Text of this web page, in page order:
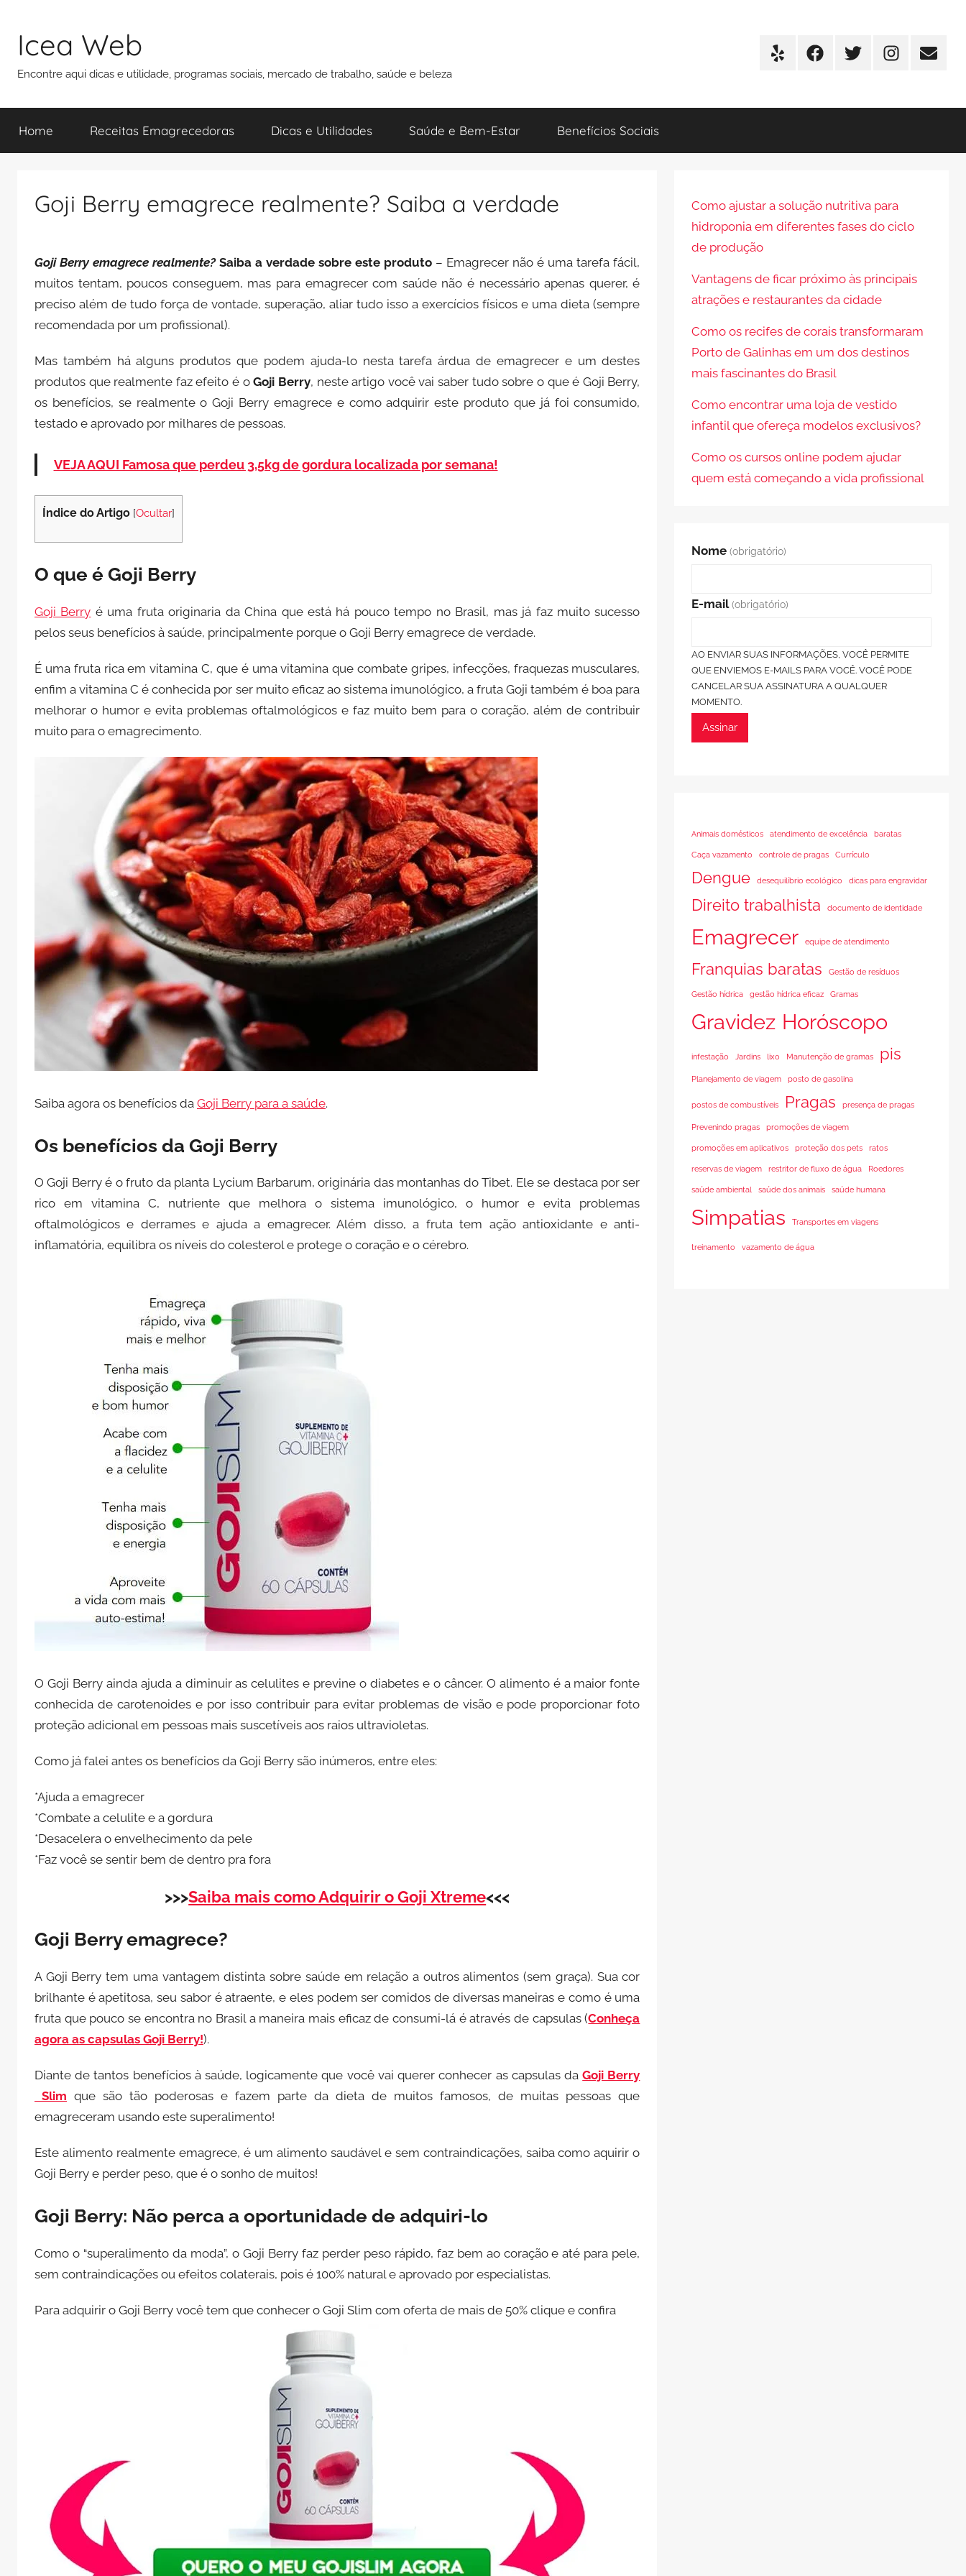
conteúdo
Icea Web
Encontre aqui dicas e utilidade, programas sociais, mercado de trabalho, saúde e beleza
Yelp FacebookTwitterInstagram
E-
Home Receitas Emagrecedoras Dicas e Utilidades Saúde e Bem-Estar Benefícios Sociais
Goji Berry emagrece realmente? Saiba a verdade
Goji Berry emagrece realmente?Saiba a verdade sobre este produto – Emagrecer não é uma tarefa fácil,
muitos tentam, poucos conseguem, mas para emagrecer com saúde não é necessário apenas querer, é
preciso além de tudo força de vontade, superação, aliar tudo isso a exercícios físicos e uma dieta (sempre
recomendada por um profissional).
Mas também há alguns produtos que podem ajuda-lo nesta tarefa árdua de emagrecer e um destes
produtos que realmente faz efeito é oGoji Berry, neste artigo você vai saber tudo sobre o que é Goji Berry,
os benefícios, se realmente o Goji Berry emagrece e como adquirir este produto que já foi consumido,
testado e aprovado por milhares de pessoas.
VEJA AQUI Famosa que perdeu 3,5kg de gordura localizada por semana!
Índice do Artigo [Ocultar]
O que é Goji Berry
Goji Berry é uma fruta originaria da China que está há pouco tempo no Brasil, mas já faz muito sucesso
pelos seus benefícios à saúde, principalmente porque o Goji Berry emagrece de verdade.
É uma fruta rica em vitamina C, que é uma vitamina que combate gripes, infecções, fraquezas musculares,
enfim a vitamina C é conhecida por ser muito eficaz ao sistema imunológico, a fruta Goji também é boa para
melhorar o humor e evita problemas oftalmológicos e faz muito bem para o coração, além de contribuir
muito para o emagrecimento.
Saiba agora os benefícios da Goji Berry para a saúde.
Os benefícios da Goji Berry
O Goji Berry é o fruto da planta Lycium Barbarum, originária das montanhas do Tibet. Ele se destaca por ser
rico em vitamina C, nutriente que melhora o sistema imunológico, o humor e evita problemas
oftalmológicos e derrames e ajuda a emagrecer. Além disso, a fruta tem ação antioxidante e anti-
inflamatória, equilibra os níveis do colesterol e protege o coração e o cérebro.
O Goji Berry ainda ajuda a diminuir as celulites e previne o diabetes e o câncer. O alimento é a maior fonte
conhecida de carotenoides e por isso contribuir para evitar problemas de visão e pode proporcionar foto
proteção adicional em pessoas mais suscetíveis aos raios ultravioletas.
Como já falei antes os benefícios da Goji Berry são inúmeros, entre eles:
*Ajuda a emagrecer
*Combate a celulite e a gordura
*Desacelera o envelhecimento da pele
*Faz você se sentir bem de dentro pra fora
>>>Saiba mais como Adquirir o Goji Xtreme<<<
Goji Berry emagrece?
A Goji Berry tem uma vantagem distinta sobre saúde em relação a outros alimentos (sem graça). Sua cor
brilhante é apetitosa, seu sabor é atraente, e eles podem ser comidos de diversas maneiras e como é uma
fruta que pouco se encontra no Brasil a maneira mais eficaz de consumi-lá é através de capsulas (Conheça
agora as capsulas Goji Berry!).
Diante de tantos benefícios à saúde, logicamente que você vai querer conhecer as capsulas daGoji Berry
Slim que são tão poderosas e fazem parte da dieta de muitos famosos, de muitas pessoas que
emagreceram usando este superalimento!
Este alimento realmente emagrece, é um alimento saudável e sem contraindicações, saiba como aquirir o
Goji Berry e perder peso, que é o sonho de muitos!
Goji Berry: Não perca a oportunidade de adquiri-lo
Como o “superalimento da moda”, o Goji Berry faz perder peso rápido, faz bem ao coração e até para pele,
sem contraindicações ou efeitos colaterais, pois é 100% natural e aprovado por especialistas.
Para adquirir o Goji Berry você tem que conhecer o Goji Slim com oferta de mais de 50% clique e confira
Como ajustar a solução nutritiva para
hidroponia em diferentes fases do ciclo
de produção
Vantagens de ficar próximo às principais
atrações e restaurantes da cidade
Como os recifes de corais transformaram
Porto de Galinhas em um dos destinos
mais fascinantes do Brasil
Como encontrar uma loja de vestido
infantil que ofereça modelos exclusivos?
Como os cursos online podem ajudar
quem está começando a vida profissional
Nome (obrigatório)
E-mail (obrigatório)
AO ENVIAR SUAS INFORMAÇÕES, VOCÊ PERMITE
QUE ENVIEMOS E-MAILS PARA VOCÊ. VOCÊ PODE
CANCELAR SUA ASSINATURA A QUALQUER
MOMENTO.
Assinar
Animais domésticos atendimento de excelência baratas
Caça vazamento controle de pragas Currículo
Dengue desequilíbrio ecológico dicas para engravidar
Direito trabalhista documento de identidade
Emagrecer equipe de atendimento
Franquias baratas Gestão de resíduos
Gestão hídrica gestão hídrica eficaz Gramas
Gravidez Horóscopo
infestação Jardins lixo Manutenção de gramas pis
Planejamento de viagem posto de gasolina
postos de combustíveis Pragas presença de pragas
Prevenindo pragas promoções de viagem
promoções em aplicativos proteção dos pets ratos
reservas de viagem restritor de fluxo de água Roedores
saúde ambiental saúde dos animais saúde humana
Simpatias Transportes em viagens
treinamento vazamento de água